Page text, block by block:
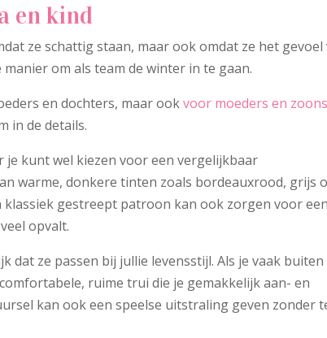
en kind
ze schattig staan, maar ook omdat ze het gevoel
om als team de winter in te gaan.
en dochters, maar ookvoor moeders en
in de details.
je kunt wel kiezen voor een vergelijkbaar
warme, donkere tinten zoals bordeauxrood, grijs
klassiek gestreept patroon kan ook zorgen voor
opvalt.
dat ze passen bij jullie levensstijl. Als je vaak buiten
ruime trui die je gemakkelijk aan- en
kan ook een speelse uitstraling geven zonder